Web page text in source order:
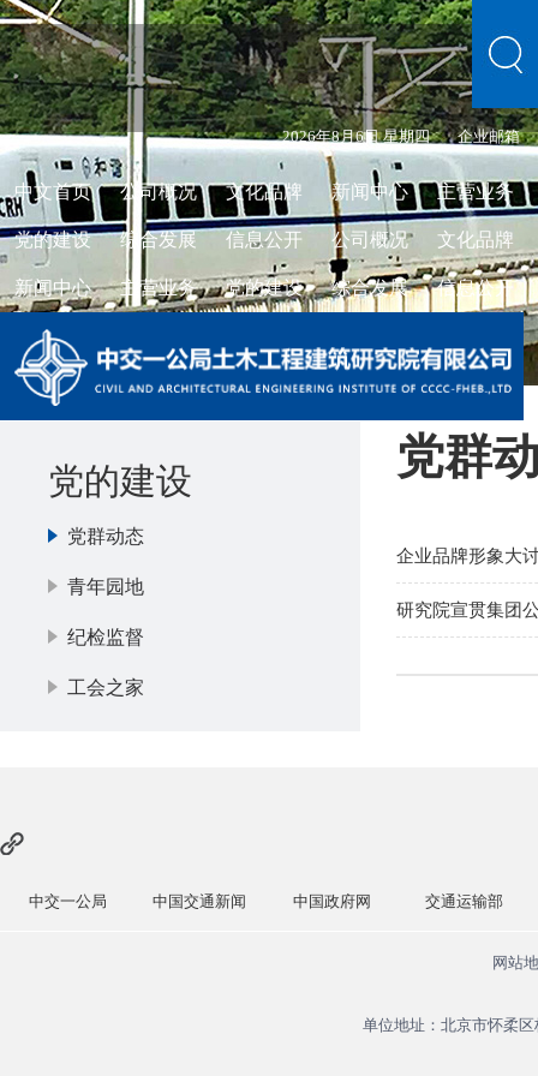
2026年8月6日 星期四 企业邮箱
中文首页 公司概况 文化品牌 新闻中心 主营业务
党的建设 综合发展 信息公开 公司概况 文化品牌
新闻中心 主营业务 党的建设 综合发展 信息公开
党的建设
党群动态
青年园地
纪检监督
工会之家
党群
企业品牌形象大
研究院宣贯集团
中交一公局 中国交通新闻 中国政府网 交通运输部
网站
单位地址：北京市怀柔区